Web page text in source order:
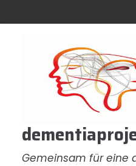
Gemeinsam für eine